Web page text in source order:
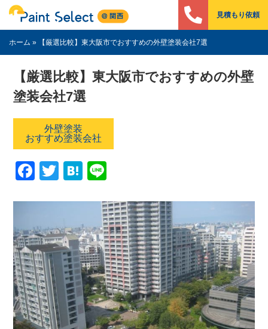
見積もり依頼
ホーム » 【厳選比較】東大阪市でおすすめの外壁塗装会社7選
【厳選比較】東大阪市でおすすめの外壁
塗装会社7選
外壁塗装
おすすめ塗装会社
Facebook
TwitterHatena